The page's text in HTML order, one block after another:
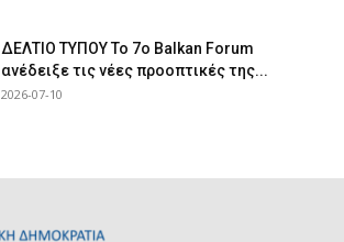
ΔΕΛΤΙΟ ΤΥΠΟΥ Το 7ο Balkan Forum
ανέδειξε τις νέες προοπτικές της...
2026-07-10